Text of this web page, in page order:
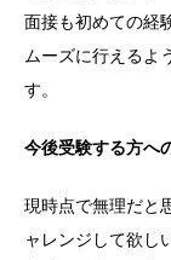
面接も初めての経
ムーズに行えるよ
す。
今後受験する方へ
現時点で無理だと
ャレンジして欲し